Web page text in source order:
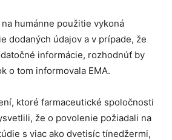
humánne použitie vykoná
dodaných údajov a v prípade, že
informácie, rozhodnúť by
o tom informovala EMA.
ktoré farmaceutické spoločnosti
že o povolenie požiadali na
s viac ako dvetisíc tínedžermi,